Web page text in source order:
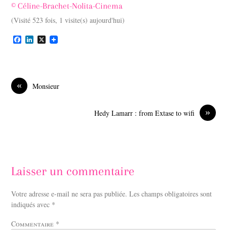
© Céline-Brachet-Nolita-Cinema
(Visité 523 fois, 1 visite(s) aujourd'hui)
F
o
o
k
L
I
X
« Monsieur
»
Hedy Lamarr : from Extase to wifi
Laisser un commentaire
Votre adresse e-mail ne sera pas publiée. Les champs obligatoires sont
indiqués avec *
Commentaire *